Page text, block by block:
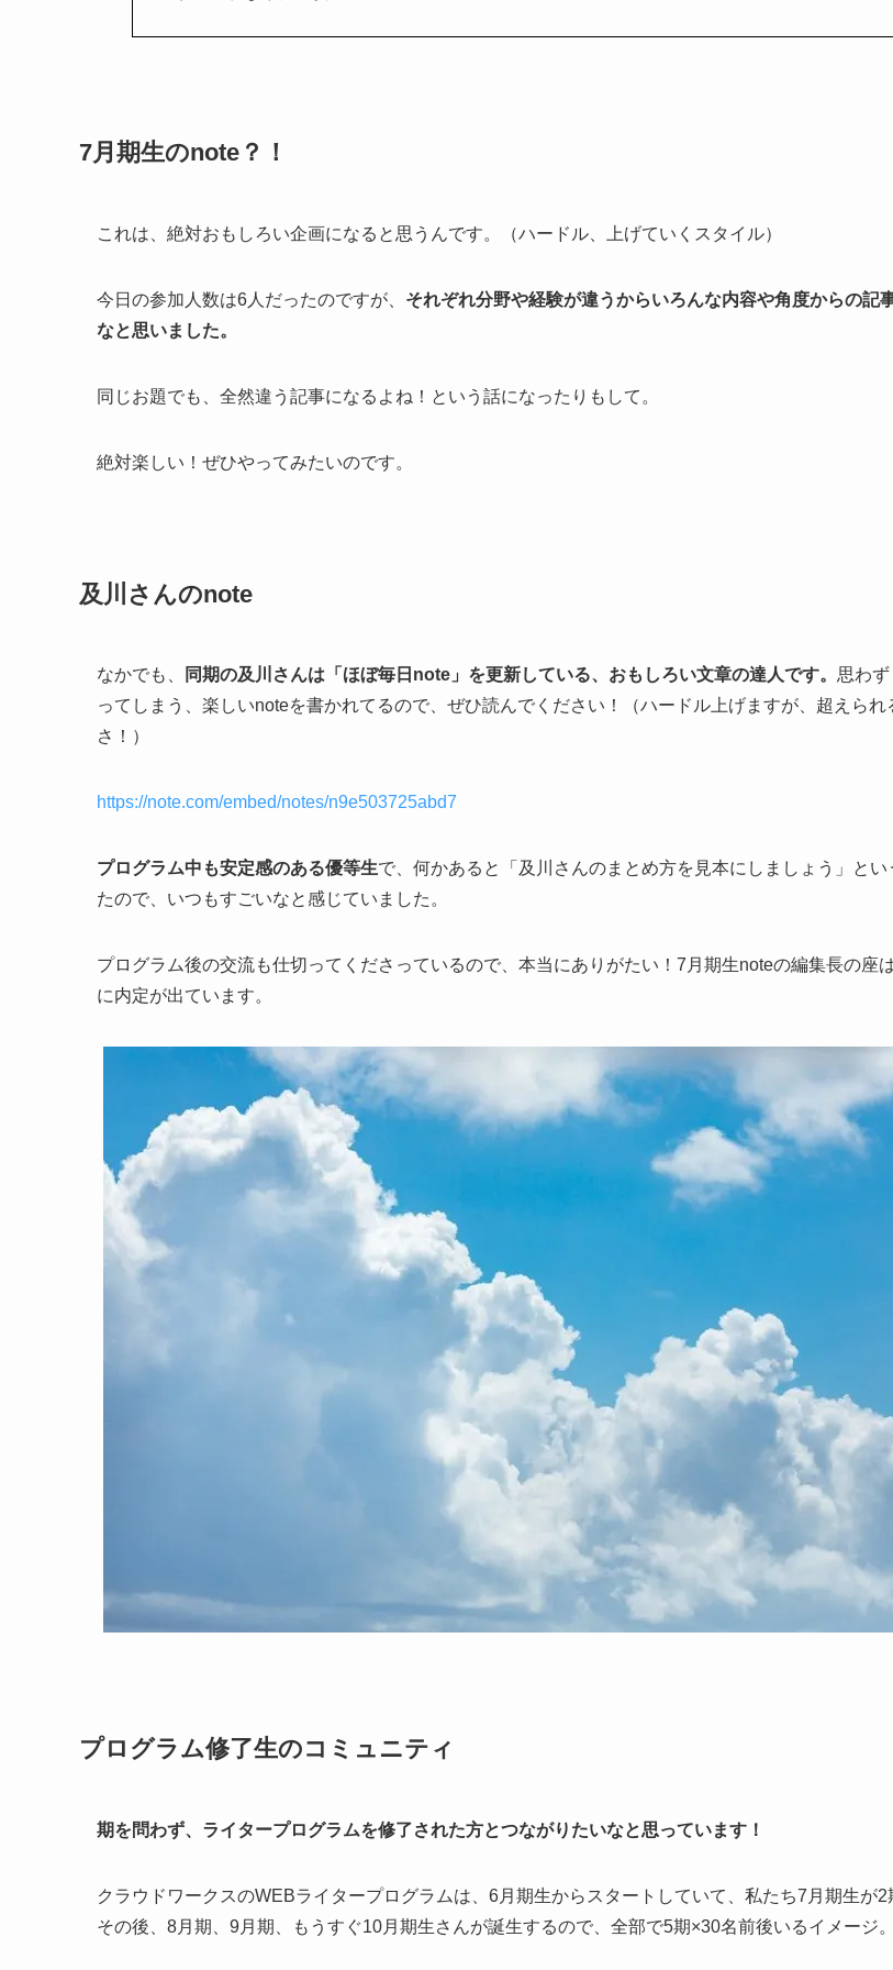
7月期生のnote？！
これは、絶対おもしろい企画になると思うんです。（ハードル、上げていくスタイル）
今日の参加人数は6人だったのですが、 それぞれ分野や経験が違うからいろんな内容や角度からの記
なと思いました。
同じお題でも、全然違う記事になるよね！という話になったりもして。
絶対楽しい！ぜひやってみたいのです。
及川さんのnote
なかでも、 同期の及川さんは「ほぼ毎日note」を更新している、おもしろい文章の達人です。 思わ
ってしまう、楽しいnoteを書かれてるので、ぜひ読んでください！（ハードル上げますが、超えられ
さ！）
https://note.com/embed/notes/n9e503725abd7
プログラム中も安定感のある優等生で、何かあると「及川さんのまとめ方を見本にしましょう」とい
たので、いつもすごいなと感じていました。
プログラム後の交流も仕切ってくださっているので、本当にありがたい！7月期生noteの編集長の座
に内定が出ています。
プログラム修了生のコミュニティ
期を問わず、ライタープログラムを修了された方とつながりたいなと思っています！
クラウドワークスのWEBライタープログラムは、6月期生からスタートしていて、私たち7月期生が2
その後、8月期、9月期、もうすぐ10月期生さんが誕生するので、全部で5期×30名前後いるイメージ。